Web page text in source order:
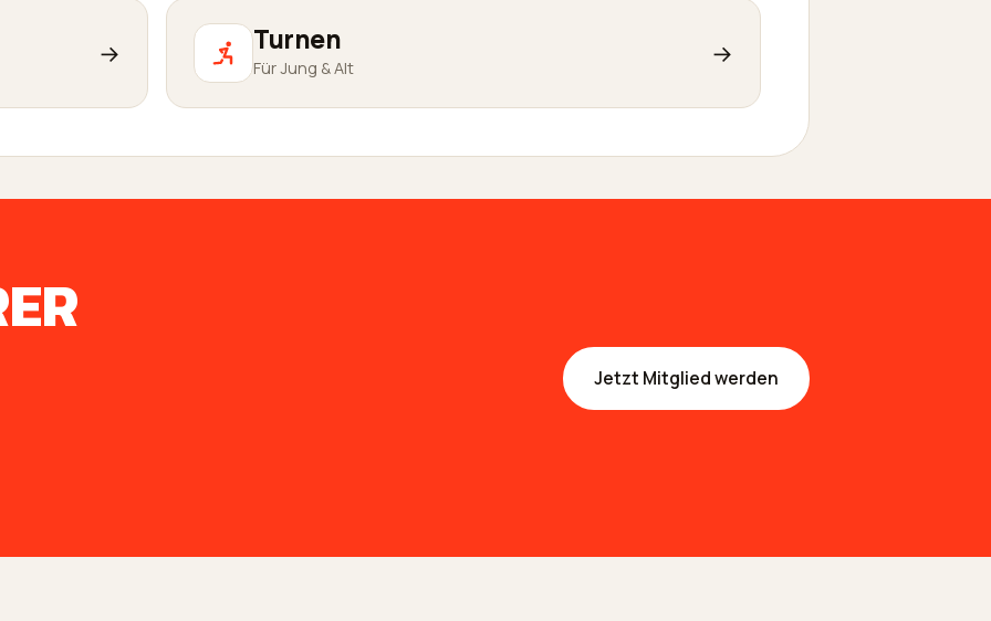
→ Turnen
Für Jung & Alt →
Jetzt Mitglied werden